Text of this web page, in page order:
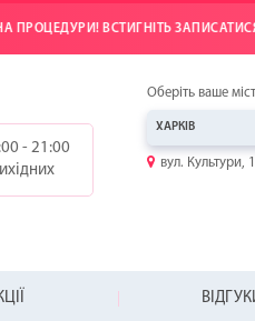
ПРОЦЕДУРИ! ВСТИГНІТЬ
- 21:00
Оберіть ваше
ХАРКІВ
вул. Культури,